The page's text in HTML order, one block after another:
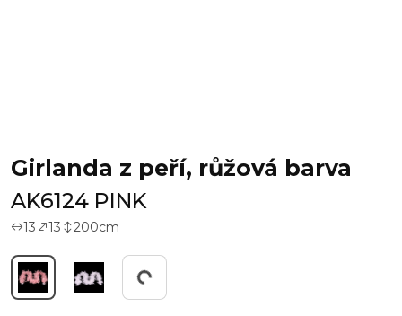
Girlanda z peří, růžová barva
AK6124 PINK
13 13 200cm
Pracuji...